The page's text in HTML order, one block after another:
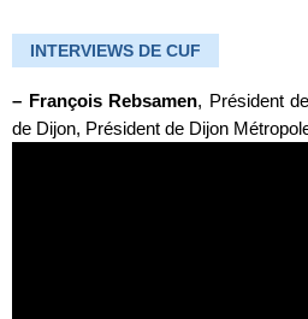
INTERVIEWS DE CUF
– François Rebsamen, Président
de Dijon, Président de Dijon